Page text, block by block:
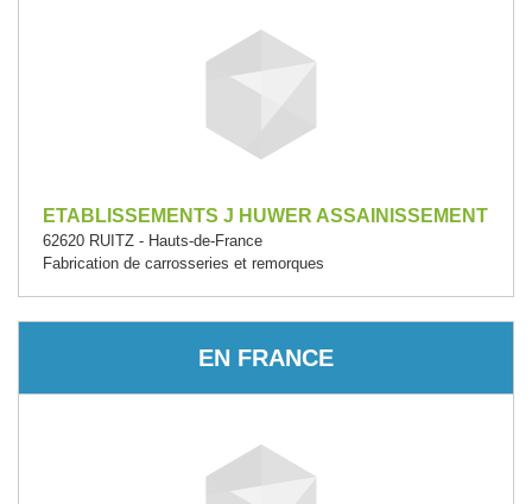
ETABLISSEMENTS J HUWER ASSAINISSEMENT
62620 RUITZ - Hauts-de-France
Fabrication de carrosseries et remorques
EN FRANCE